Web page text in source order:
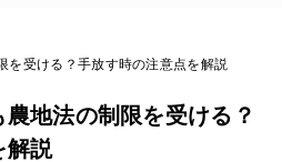
を受ける？手放す時の注意点を解説
地法の制限を受ける？
解説